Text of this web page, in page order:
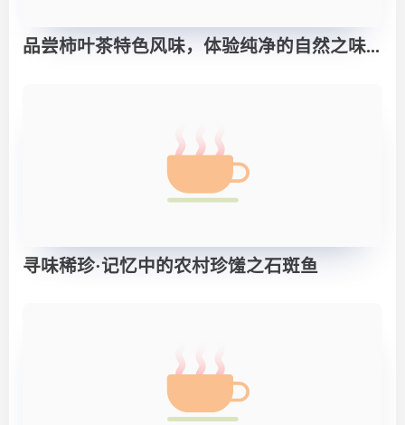
品尝柿叶茶特色风味，体验纯净的自然之味...
寻味稀珍·记忆中的农村珍馐之石斑鱼